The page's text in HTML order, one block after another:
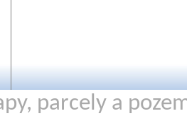
parcely a